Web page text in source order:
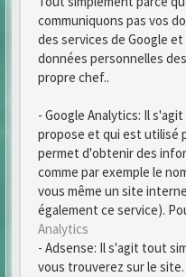
communiquons pas vos
des services de Google
données personnelles
propre chef..
- Google Analytics: Il
propose et qui est utilisé
permet d'obtenir des
comme par exemple le
vous même un site
également ce service).
Analytics
- Adsense: Il s'agit tout
vous trouverez sur le